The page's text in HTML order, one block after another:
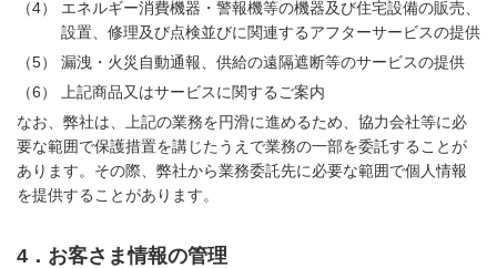
（4）
エネルギー消費機器・警報機等の機器及び住宅設備の販売、
設置、修理及び点検並びに関連するアフターサービスの提供
（5）
漏洩・火災自動通報、供給の遠隔遮断等のサービスの提供
（6）
上記商品又はサービスに関するご案内
なお、弊社は、上記の業務を円滑に進めるため、協力会社等に必
要な範囲で保護措置を講じたうえで業務の一部を委託することが
あります。その際、弊社から業務委託先に必要な範囲で個人情報
を提供することがあります。
4．お客さま情報の管理